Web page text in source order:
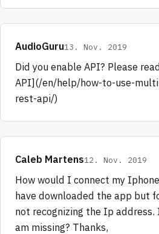
AudioGuru13. Nov. 2019
Did you enable API? Please
API](/en/help/how-to-use-
rest-api/)
Caleb Martens12. Nov. 2019
How would I connect my
have downloaded the app but
not recognizing the Ip
am missing? Thanks,